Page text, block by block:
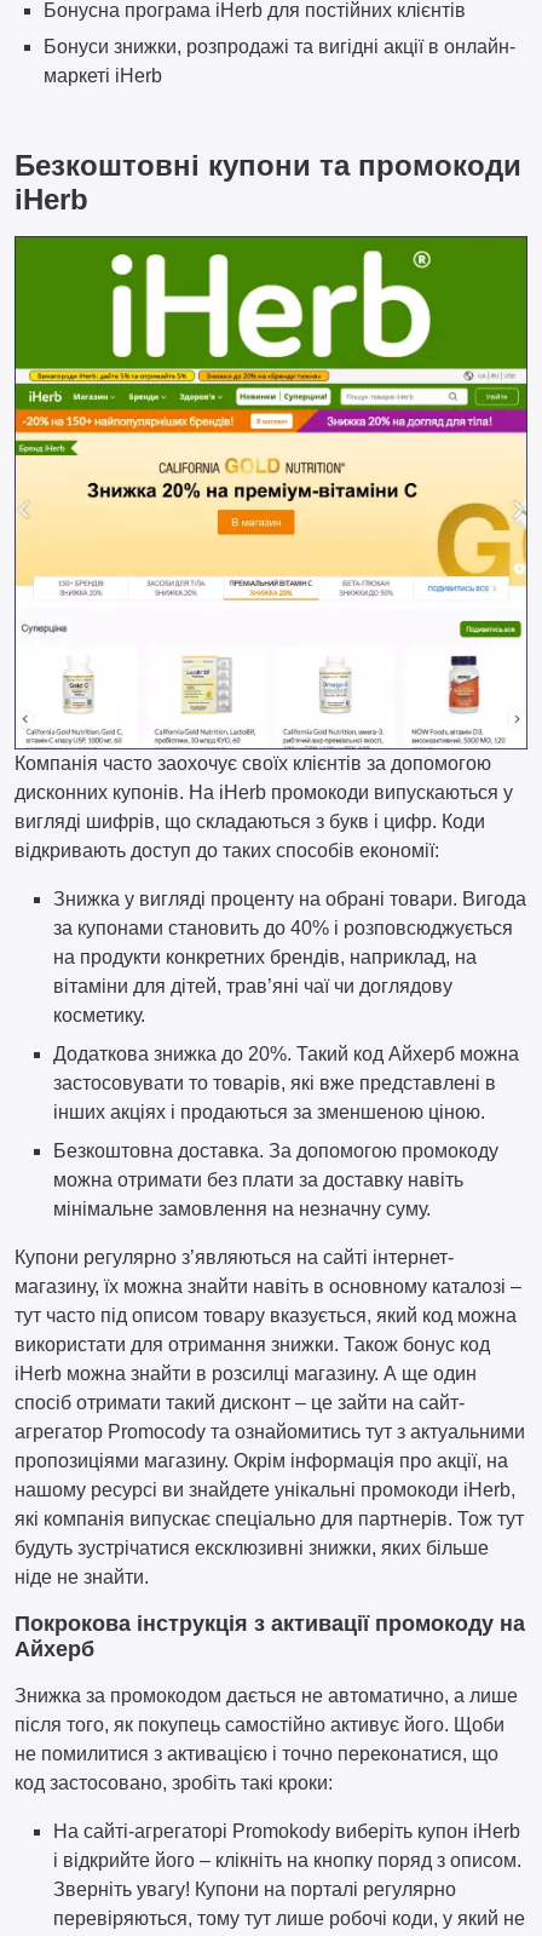
Безкоштовні купони та промокоди
iHerb
Компанія часто заохочує своїх клієнтів за допомогою
дисконних купонів. На iHerb промокоди випускаються у
вигляді шифрів, що складаються з букв і цифр. Коди
відкривають доступ до таких способів економії:
Знижка у вигляді проценту на обрані товари. Вигода
за купонами становить до 40% і розповсюджується
на продукти конкретних брендів, наприклад, на
вітаміни для дітей, трав’яні чаї чи доглядову
косметику.
Додаткова знижка до 20%. Такий код Айхерб можна
застосовувати то товарів, які вже представлені в
інших акціях і продаються за зменшеною ціною.
Безкоштовна доставка. За допомогою промокоду
можна отримати без плати за доставку навіть
мінімальне замовлення на незначну суму.
Купони регулярно з’являються на сайті інтернет-
магазину, їх можна знайти навіть в основному каталозі –
тут часто під описом товару вказується, який код можна
використати для отримання знижки. Також бонус код
iHerb можна знайти в розсилці магазину. А ще один
спосіб отримати такий дисконт – це зайти на сайт-
агрегатор Promocody та ознайомитись тут з актуальними
пропозиціями магазину. Окрім інформація про акції, на
нашому ресурсі ви знайдете унікальні промокоди iHerb,
які компанія випускає спеціально для партнерів. Тож тут
будуть зустрічатися ексклюзивні знижки, яких більше
ніде не знайти.
Покрокова інструкція з активації промокоду на
Айхерб
Знижка за промокодом дається не автоматично, а лише
після того, як покупець самостійно активує його. Щоби
не помилитися з активацією і точно переконатися, що
код застосовано, зробіть такі кроки:
На сайті-агрегаторі Promokody виберіть купон iHerb
і відкрийте його – клікніть на кнопку поряд з описом.
Зверніть увагу! Купони на порталі регулярно
перевіряються, тому тут лише робочі коди, у який не
Бонусна програма iHerb для постійних клієнтів
Бонуси знижки, розпродажі та вигідні акції в онлайн-
маркеті iHerb